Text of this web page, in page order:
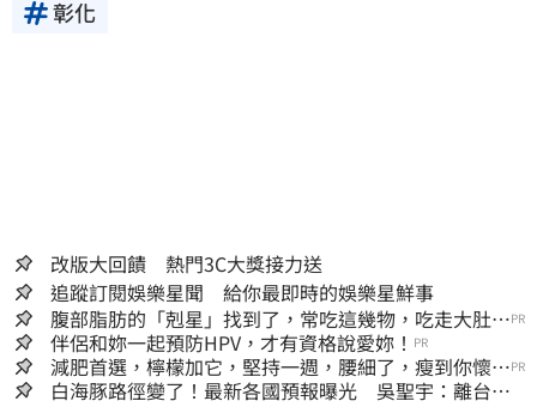
彰化
改版大回饋 熱門3C大獎接力送
追蹤訂閱娛樂星聞 給你最即時的娛樂星鮮事
腹部脂肪的「剋星」找到了，常吃這幾物，吃走大肚
囊，瘦出小蠻腰
PR
伴侶和妳一起預防HPV，才有資格說愛妳！ PR
減肥首選，檸檬加它，堅持一週，腰細了，瘦到你懷疑
人生
PR
白海豚路徑變了！最新各國預報曝光 吳聖宇：離台灣